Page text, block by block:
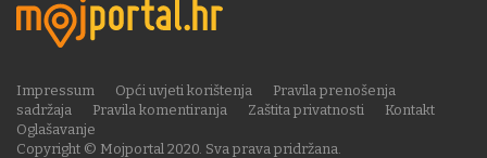
Copyright © Mojportal 2020. Sva prava pridržana.
Impressum Opći uvjeti korištenja
Pravila prenošenja
sadržaja
Pravila komentiranja Zaštita privatnosti
Kontakt
Oglašavanje